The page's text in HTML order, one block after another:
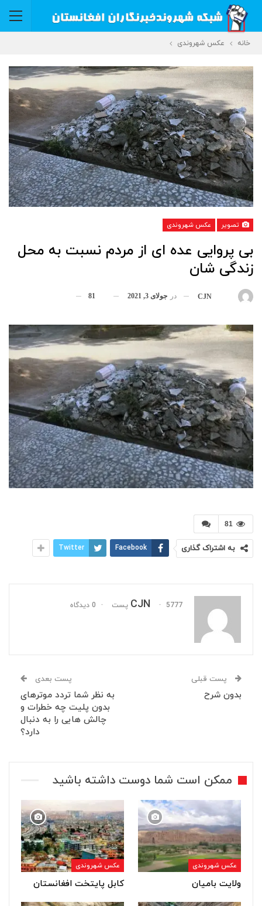
خانه عکس شهروندی
تصویر عکس شهروندی
بی پروایی عده ای از مردم نسبت به محل
زندگی شان
CJN در جولای 3, 2021 81
81
به اشتراک گذاری Facebook
Twitter
CJN 5777 پست 0 دیدگاه
پست قبلی
بدون شرح
پست بعدی
به نظر شما تردد موترهای
بدون پلیت چه خطرات و
چالش هایی را به دنبال
دارد؟
ممکن است شما دوست داشته باشید
عکس شهروندی
ولایت بامیان
عکس شهروندی
کابل پایتخت افغانستان